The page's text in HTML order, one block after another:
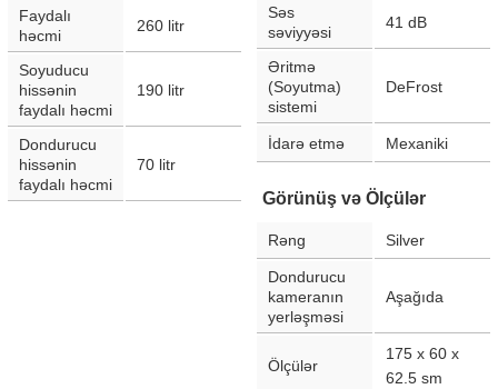
Faydalı
həcmi
260 litr
Soyuducu
hissənin
faydalı həcmi
190 litr
Dondurucu
hissənin
faydalı həcmi
70 litr
Səs
səviyyəsi
41 dB
Əritmə
(Soyutma)
sistemi
DeFrost
İdarə etmə Mexaniki
Görünüş və Ölçülər
Rəng Silver
Dondurucu
kameranın
yerləşməsi
Aşağıda
Ölçülər
175 x 60 x
62.5 sm